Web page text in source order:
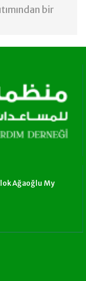
bir
Ağaoğlu My